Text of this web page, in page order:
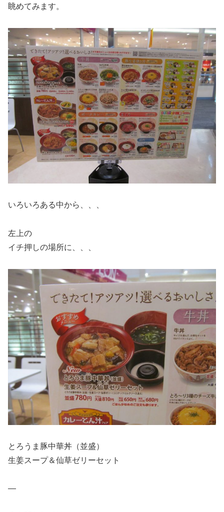
眺めてみます。
いろいろある中から、、、
左上の
イチ押しの場所に、、、
とろうま豚中華丼（並盛）
生姜スープ＆仙草ゼリーセット
—